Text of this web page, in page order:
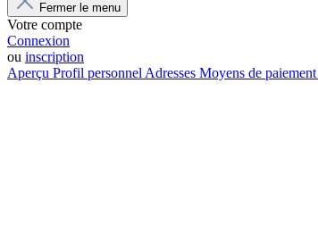
Fermer le menu
Votre compte
Connexion
ou inscription
Aperçu Profil personnelAdresses Moyens de paiement